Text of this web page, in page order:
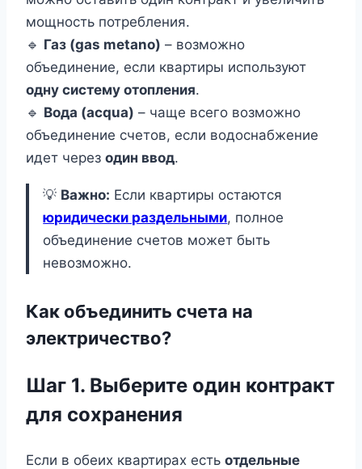
мощность потребления.
🔹 Газ (gas metano) – возможно
объединение, если квартиры используют
одну систему отопления.
🔹 Вода (acqua) – чаще всего возможно
объединение счетов, если водоснабжение
идет через один ввод.
💡 Важно: Если квартиры остаются
юридически раздельными, полное
объединение счетов может быть
невозможно.
Как объединить счета на
электричество?
Шаг 1. Выберите один контракт
для сохранения
Если в обеих квартирах есть отдельные